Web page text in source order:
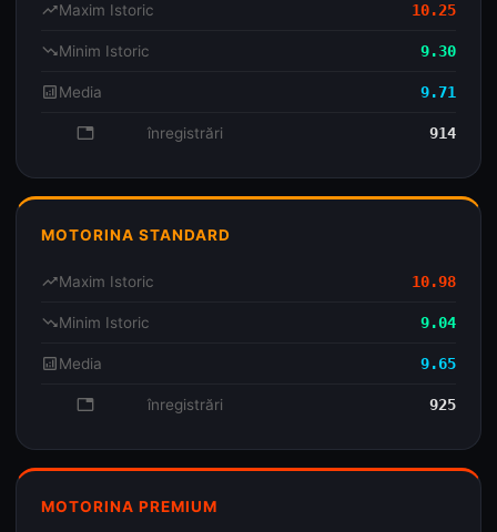
trending_upMaxim Istoric 10.25
trending_downMinim Istoric 9.30
analyticsMedia 9.71
database înregistrări 914
MOTORINA STANDARD
trending_upMaxim Istoric 10.98
trending_downMinim Istoric 9.04
analyticsMedia 9.65
database înregistrări 925
MOTORINA PREMIUM